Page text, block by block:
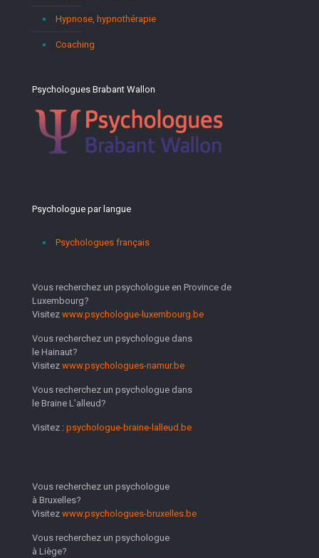
Hypnose, hypnothérapie
Coaching
Psychologues Brabant Wallon
Psychologue par langue
Psychologues français
Vous recherchez un psychologue en Province de
Luxembourg?
Visitez www.psychologue-luxembourg.be
Vous recherchez un psychologue dans
le Hainaut?
Visitez www.psychologues-namur.be
Vous recherchez un psychologue dans
le Braine L’alleud?
Visitez : psychologue-braine-lalleud.be
Vous recherchez un psychologue
à Bruxelles?
Visitez www.psychologues-bruxelles.be
Vous recherchez un psychologue
à Liège?